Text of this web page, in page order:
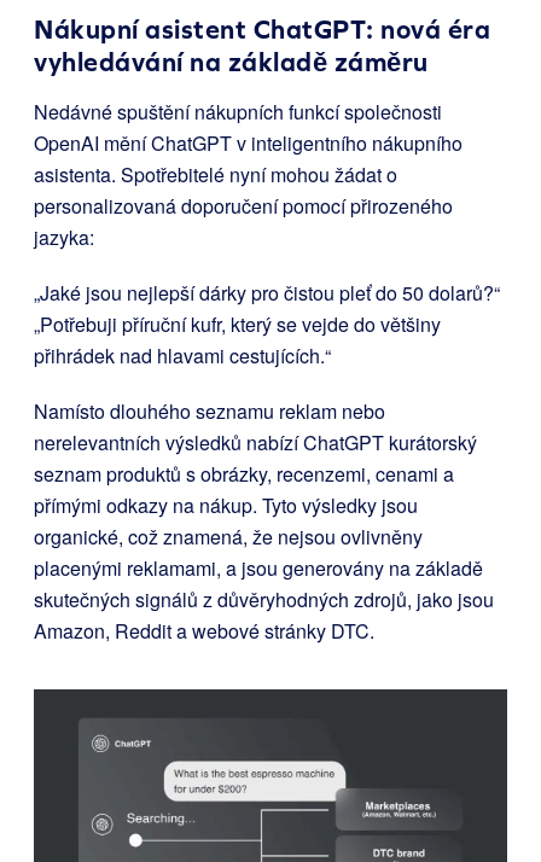
Nákupní asistent ChatGPT: nová éra
vyhledávání na základě záměru
Nedávné spuštění nákupních funkcí společnosti
OpenAI mění ChatGPT v inteligentního nákupního
asistenta. Spotřebitelé nyní mohou žádat o
personalizovaná doporučení pomocí přirozeného
jazyka:
„Jaké jsou nejlepší dárky pro čistou pleť do 50 dolarů?“
„Potřebuji příruční kufr, který se vejde do většiny
přihrádek nad hlavami cestujících.“
Namísto dlouhého seznamu reklam nebo
nerelevantních výsledků nabízí ChatGPT kurátorský
seznam produktů s obrázky, recenzemi, cenami a
přímými odkazy na nákup. Tyto výsledky jsou
organické, což znamená, že nejsou ovlivněny
placenými reklamami, a jsou generovány na základě
skutečných signálů z důvěryhodných zdrojů, jako jsou
Amazon, Reddit a webové stránky DTC.